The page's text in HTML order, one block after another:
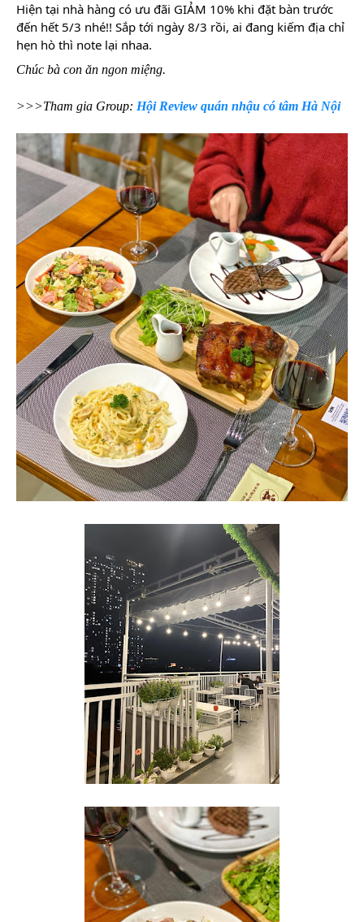
Hiện tại nhà hàng có ưu đãi GIẢM 10% khi đặt bàn trước
đến hết 5/3 nhé!! Sắp tới ngày 8/3 rồi, ai đang kiếm địa chỉ
hẹn hò thì note lại nhaa.
Chúc bà con ăn ngon miệng.
>>>Tham gia Group: Hội Review quán nhậu có tâm Hà Nội